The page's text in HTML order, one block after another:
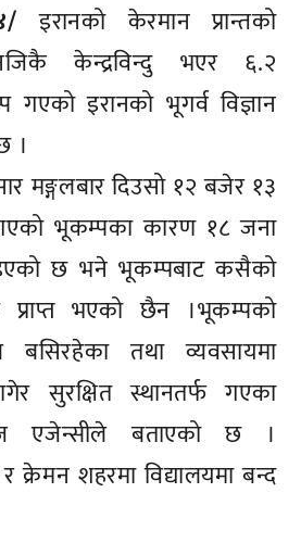
इरानको केरमान प्रान्तको
केन्द्रविन्दु भएर ६.२
गएको इरानको भूगर्व विज्ञान
।
मङ्गलबार दिउसो १२ बजेर १३
भूकम्पका कारण १८ जना
छ भने भूकम्पबाट कसैको
भएको छैन ।भूकम्पको
बसिरहेका तथा व्यवसायमा
सुरक्षित स्थानतर्फ गएका
एजेन्सीले बताएको छ ।
शहरमा विद्यालयमा बन्द